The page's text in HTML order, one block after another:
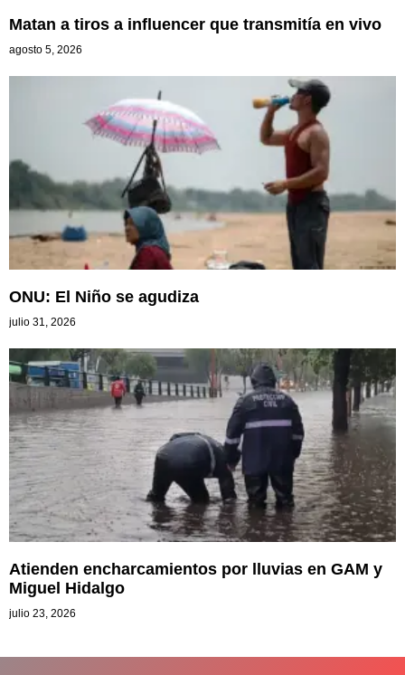
Matan a tiros a influencer que transmitía en vivo
agosto 5, 2026
ONU: El Niño se agudiza
julio 31, 2026
Atienden encharcamientos por lluvias en GAM y
Miguel Hidalgo
julio 23, 2026